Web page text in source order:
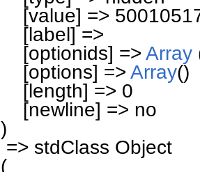
[value] =>
[label] =>
[optionids] => Array
[options] => Array()
[length] => 0
[newline] => no
)
=> stdClass Object
(